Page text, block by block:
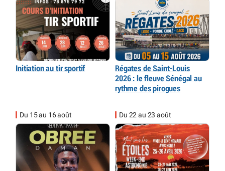
Initiation au tir sportif
Régates de Saint-Louis
2026 : le fleuve Sénégal au
rythme des pirogues
Du 15 au 16 août Du 22 au 23 août